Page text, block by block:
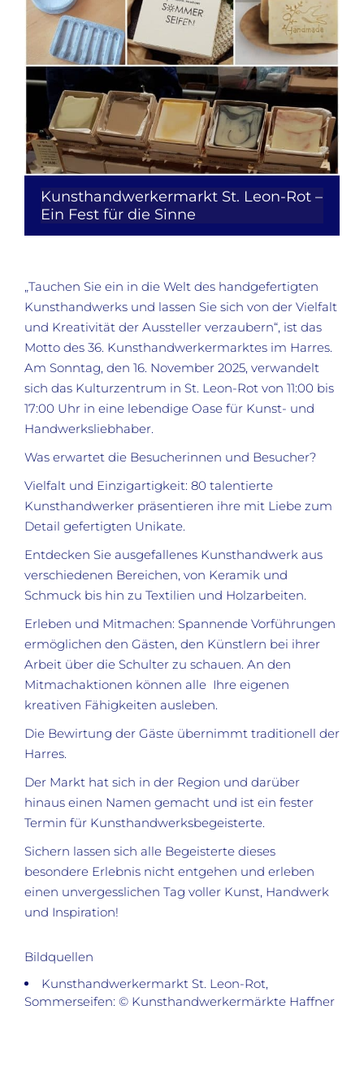
Kunsthandwerkermarkt St. Leon-Rot –
Ein Fest für die Sinne
„Tauchen Sie ein in die Welt des handgefertigten
Kunsthandwerks und lassen Sie sich von der Vielfalt
und Kreativität der Aussteller verzaubern“, ist das
Motto des 36. Kunsthandwerkermarktes im Harres.
Am Sonntag, den 16. November 2025, verwandelt
sich das Kulturzentrum in St. Leon-Rot von 11:00 bis
17:00 Uhr in eine lebendige Oase für Kunst- und
Handwerksliebhaber.
Was erwartet die Besucherinnen und Besucher?
Vielfalt und Einzigartigkeit: 80 talentierte
Kunsthandwerker präsentieren ihre mit Liebe zum
Detail gefertigten Unikate.
Entdecken Sie ausgefallenes Kunsthandwerk aus
verschiedenen Bereichen, von Keramik und
Schmuck bis hin zu Textilien und Holzarbeiten.
Erleben und Mitmachen: Spannende Vorführungen
ermöglichen den Gästen, den Künstlern bei ihrer
Arbeit über die Schulter zu schauen. An den
Mitmachaktionen können alle Ihre eigenen
kreativen Fähigkeiten ausleben.
Die Bewirtung der Gäste übernimmt traditionell der
Harres.
Der Markt hat sich in der Region und darüber
hinaus einen Namen gemacht und ist ein fester
Termin für Kunsthandwerksbegeisterte.
Sichern lassen sich alle Begeisterte dieses
besondere Erlebnis nicht entgehen und erleben
einen unvergesslichen Tag voller Kunst, Handwerk
und Inspiration!
Bildquellen
Kunsthandwerkermarkt St. Leon-Rot,
Sommerseifen: © Kunsthandwerkermärkte Haffner